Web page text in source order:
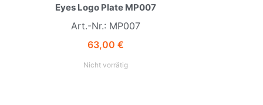
Eyes Logo Plate MP007
Art.-Nr.: MP007
63,00 €
Nicht vorrätig